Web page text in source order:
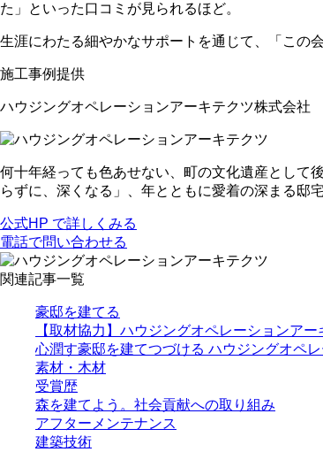
た」といった口コミが見られるほど。
生涯にわたる細やかなサポートを通じて、「この
施工事例提供
ハウジングオペレーションアーキテクツ株式会社
何十年経っても色あせない、町の文化遺産として
らずに、深くなる」、年とともに愛着の深まる邸
公式HP で詳しくみる
電話で問い合わせる
関連記事一覧
豪邸を建てる
【取材協力】ハウジングオペレーションア
心潤す豪邸を建てつづける ハウジングオペ
素材・木材
受賞歴
森を建てよう。社会貢献への取り組み
アフターメンテナンス
建築技術